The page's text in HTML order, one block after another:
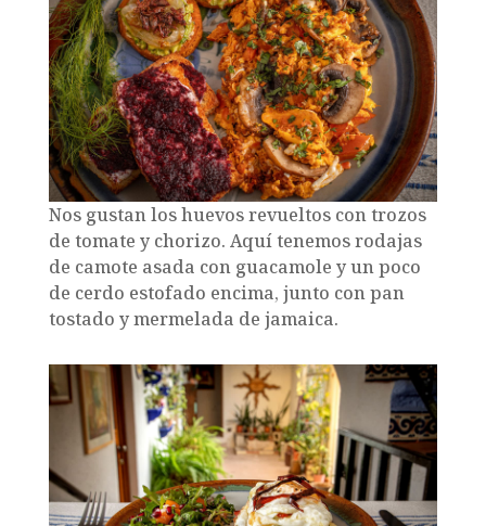
Nos gustan los huevos revueltos con trozos
de tomate y chorizo. Aquí tenemos rodajas
de camote asada con guacamole y un poco
de cerdo estofado encima, junto con pan
tostado y mermelada de jamaica.